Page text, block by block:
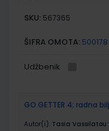
SKU: 567365
ŠIFRA OMOTA: 500178
Udžbenik
GO GETTER 4; radna
Autor(i): Tasia